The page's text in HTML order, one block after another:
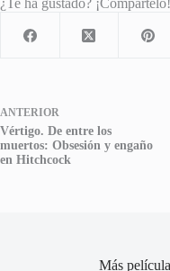
¿Te ha gustado? ¡Compártelo!
ANTERIOR
Vértigo. De entre los
muertos: Obsesión y engaño
en Hitchcock
Más